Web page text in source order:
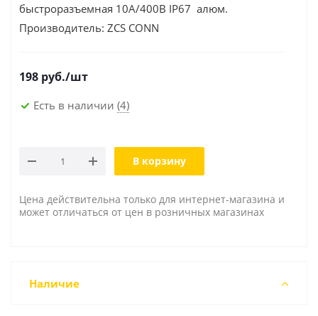
быстроразъемная 10А/400В IP67 алюм.
Производитель: ZCS CONN
198 руб./шт
Есть в наличии (4)
В корзину
Цена действительна только для интернет-магазина и
может отличаться от цен в розничных магазинах
Наличие